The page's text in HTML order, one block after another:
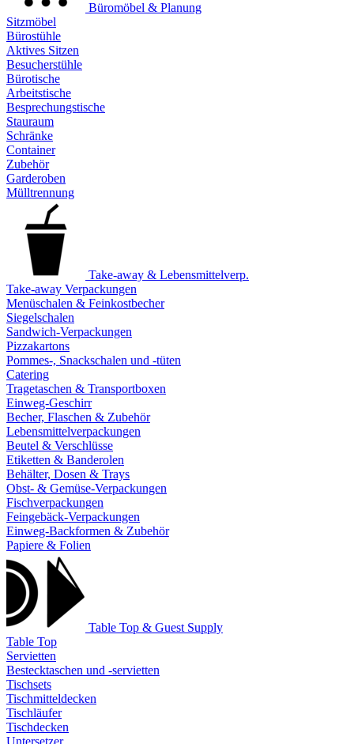
Büromöbel & Planung
Sitzmöbel
Bürostühle
Aktives Sitzen
Besucherstühle
Bürotische
Arbeitstische
Besprechungstische
Stauraum
Schränke
Container
Zubehör
Garderoben
Mülltrennung
Take-away & Lebensmittelverp.
Take-away Verpackungen
Menüschalen & Feinkostbecher
Siegelschalen
Sandwich-Verpackungen
Pizzakartons
Pommes-, Snackschalen und -tüten
Catering
Tragetaschen & Transportboxen
Einweg-Geschirr
Becher, Flaschen & Zubehör
Lebensmittelverpackungen
Beutel & Verschlüsse
Etiketten & Banderolen
Behälter, Dosen & Trays
Obst- & Gemüse-Verpackungen
Fischverpackungen
Feingebäck-Verpackungen
Einweg-Backformen & Zubehör
Papiere & Folien
Table Top & Guest Supply
Table Top
Servietten
Bestecktaschen und -servietten
Tischsets
Tischmitteldecken
Tischläufer
Tischdecken